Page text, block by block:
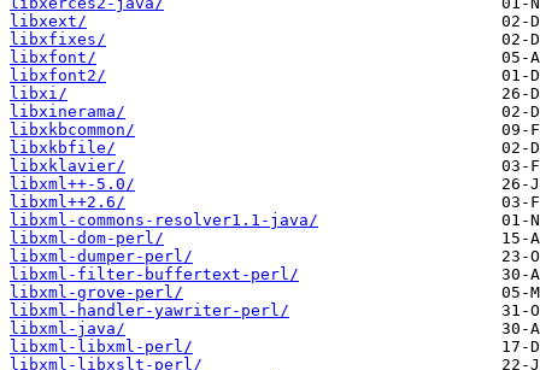
libxext/
libxfixes/
libxfont/
libxfont2/
libxi/
libxinerama/
libxkbcommon/
libxkbfile/
libxklavier/
libxml++-5.0/
libxml++2.6/
libxml-commons-resolver1.1-java/
libxml-dom-perl/
libxml-dumper-perl/
libxml-filter-buffertext-perl/
libxml-grove-perl/
libxml-handler-yawriter-perl/
libxml-java/
libxml-libxml-perl/
libxml-libxslt-perl/